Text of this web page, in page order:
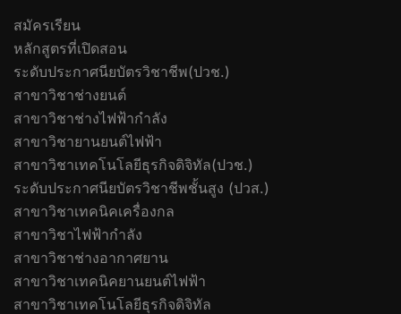
สมัครเรียน
หลักสูตรที่เปิดสอน
ระดับประกาศนียบัตรวิชาชีพ(ปวช.)
สาขาวิชาช่างยนต์
สาขาวิชาช่างไฟฟ้ากำลัง
สาขาวิชายานยนต์ไฟฟ้า
สาขาวิชาเทคโนโลยีธุรกิจดิจิทัล(ปวช.)
ระดับประกาศนียบัตรวิชาชีพชั้นสูง (ปวส.)
สาขาวิชาเทคนิคเครื่องกล
สาขาวิชาไฟฟ้ากำลัง
สาขาวิชาช่างอากาศยาน
สาขาวิชาเทคนิคยานยนต์ไฟฟ้า
สาขาวิชาเทคโนโลยีธุรกิจดิจิทัล